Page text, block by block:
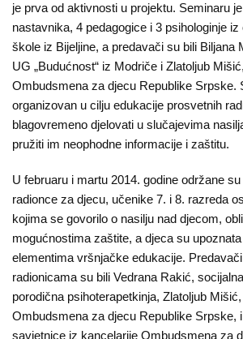
Dokumenti
Javni
pozivi
English
Kontakt
je prva od aktivnosti u projektu. Seminaru
nastavnika, 4 pedagogice i 3 psihologinje
škole iz Bijeljine, a predavači su bili Biljana
UG „Budućnost“ iz Modriče i Zlatoljub
Ombudsmena za djecu Republike Srpske.
organizovan u cilju edukacije prosvetnih
blagovremeno djelovati u slučajevima
pružiti im neophodne informacije i zaštitu.
U februaru i martu 2014. godine održane
radionce za djecu, učenike 7. i 8. razreda
kojima se govorilo o nasilju nad djecom,
mogućnostima zaštite, a djeca su
elementima vršnjačke edukacije.
radionicama su bili Vedrana Rakić,
porodična psihoterapetkinja, Zlatoljub
Ombudsmena za djecu Republike Srpske,
savjetnice iz kancelarije Ombudsmena za